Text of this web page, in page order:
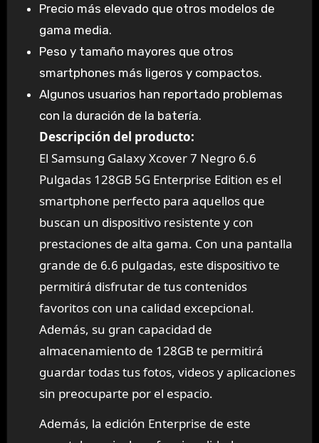
Precio más elevado que otros modelos de
gama media.
Peso y tamaño mayores que otros
smartphones más ligeros y compactos.
Algunos usuarios han reportado problemas
con la duración de la batería.
Descripción del producto:
El Samsung Galaxy Xcover 7 Negro 6.6
Pulgadas 128GB 5G Enterprise Edition es el
smartphone perfecto para aquellos que
buscan un dispositivo resistente y con
prestaciones de alta gama. Con una pantalla
grande de 6.6 pulgadas, este dispositivo te
permitirá disfrutar de tus contenidos
favoritos con una calidad excepcional.
Además, su gran capacidad de
almacenamiento de 128GB te permitirá
guardar todas tus fotos, videos y aplicaciones
sin preocuparte por el espacio.
Además, la edición Enterprise de este